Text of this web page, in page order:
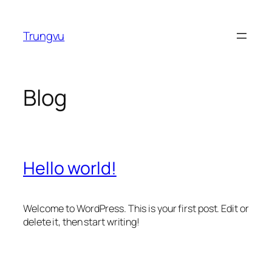
phầnTrungvu
Blog
Hello world!
Welcome to WordPress. This is your first post. Edit or
delete it, then start writing!